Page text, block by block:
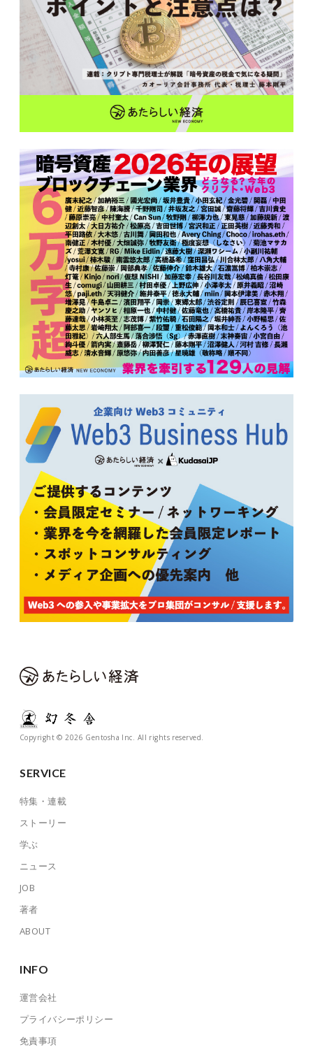
Copyright © 2026 Gentosha Inc. All rights reserved.
SERVICE
特集・連載
ストーリー
学ぶ
ニュース
JOB
著者
ABOUT
INFO
運営会社
プライバシーポリシー
免責事項